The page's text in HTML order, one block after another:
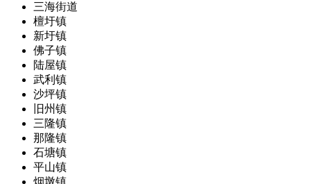
三海街道
檀圩镇
新圩镇
佛子镇
陆屋镇
武利镇
沙坪镇
旧州镇
三隆镇
那隆镇
石塘镇
平山镇
烟墩镇